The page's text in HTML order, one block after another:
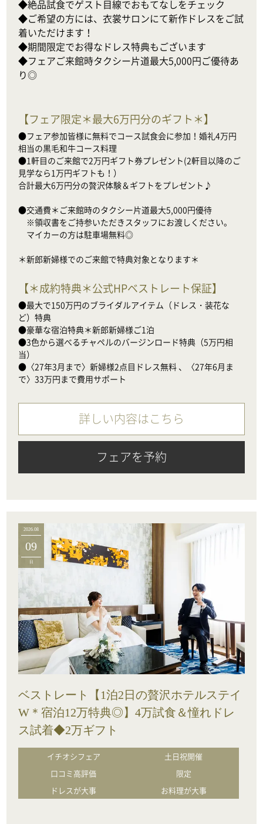
◆絶品試食でゲスト目線でおもてなしをチェック
◆ご希望の方には、衣裳サロンにて新作ドレスをご試
着いただけます！
◆期間限定でお得なドレス特典もございます
◆フェアご来館時タクシー片道最大5,000円ご優待あ
り◎
【フェア限定＊最大6万円分のギフト＊】
●フェア参加皆様に無料でコース試食会に参加！婚礼4万円
相当の黒毛和牛コース料理
●1軒目のご来館で2万円ギフト券プレゼント(2軒目以降のご
見学なら1万円ギフトも！）
合計最大6万円分の贅沢体験＆ギフトをプレゼント♪
●交通費＊ご来館時のタクシー片道最大5,000円優待
※領収書をご持参いただきスタッフにお渡しください。
マイカーの方は駐車場無料◎
＊新郎新婦様でのご来館で特典対象となります＊
【＊成約特典＊公式HPベストレート保証】
●最大で150万円のブライダルアイテム（ドレス・装花な
ど）特典
●豪華な宿泊特典＊新郎新婦様ご1泊
●3色から選べるチャペルのバージンロード特典（5万円相
当）
●〈27年3月まで〉新婦様2点目ドレス無料 、〈27年6月ま
で〉33万円まで費用サポート
詳しい内容はこちら
フェアを予約
2026.08
09
日
ベストレート【1泊2日の贅沢ホテルステイ
W＊宿泊12万特典◎】4万試食＆憧れドレ
ス試着◆2万ギフト
イチオシフェア
土日祝開催
口コミ高評価
限定
ドレスが大事
お料理が大事